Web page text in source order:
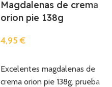
Magdalenas de crema
orion pie 138g
4,95€
Excelentes magdalenas de
crema orion pie 138g. prueba